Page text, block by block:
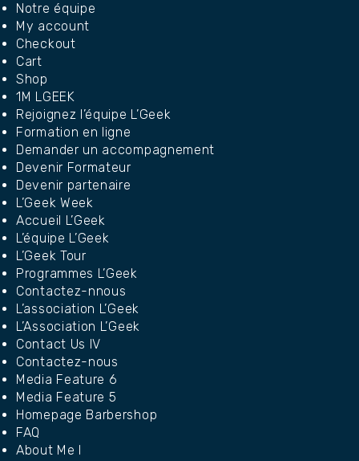
Notre équipe
My account
Checkout
Cart
Shop
1M LGEEK
Rejoignez l’équipe L’Geek
Formation en ligne
Demander un accompagnement
Devenir Formateur
Devenir partenaire
L’Geek Week
Accueil L’Geek
L’équipe L’Geek
L’Geek Tour
Programmes L’Geek
Contactez-nnous
L’association L’Geek
L’Association L’Geek
Contact Us IV
Contactez-nous
Media Feature 6
Media Feature 5
Homepage Barbershop
FAQ
About Me I